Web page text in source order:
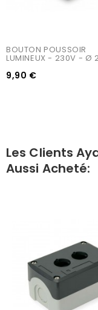
BOUTON POUSSOIR
LUMINEUX - 230V - Ø
9,90 €
Les Clients
Aussi Acheté: